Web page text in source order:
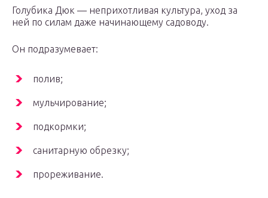
Голубика Дюк — неприхотливая культура, уход за
ней по силам даже начинающему садоводу.
Он подразумевает:
полив;
мульчирование;
подкормки;
санитарную обрезку;
прореживание.